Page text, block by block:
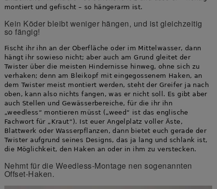
montiert und gefischt – so hängerarm ist.
Kein Köder bleibt weniger hängen, und ist gleichzeitig
so fängig!
Fischt ihr ihn an der Oberfläche oder im Mittelwasser, dann
hängt ihr sowieso nicht; aber auch am Grund gleitet der
Twister über die meisten Hindernisse hinweg, ohne sich zu
verhaken; denn am Bleikopf mit eingegossenem Haken, an
dem Twister meist montiert werden, steht der Greifer ja nach
oben, kann also nichts fangen, was er nicht soll. Es gibt aber
auch Stellen und Gewässerbereiche, für die ihr ihn
„weedless“ montieren müsst („weed“ ist das englische
Fachwort für „Kraut“). Ist euer Angelplatz voller Äste,
Blattwerk oder Wasserpflanzen, dann bietet euch gerade der
Twister aufgrund seines Designs, das ja lang und schlank ist,
die Möglichkeit, den Haken an oder in ihm zu verstecken.
Nehmt für die Weedless-Montage nen sogenannten
Offset-Haken.